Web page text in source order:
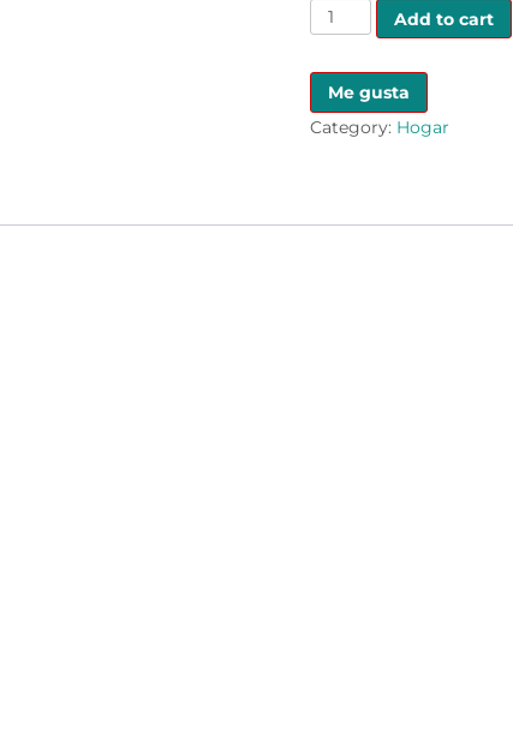
CONTROL
DE
ACCESO
quantity
Add to cart
Me gusta
Category: Hogar